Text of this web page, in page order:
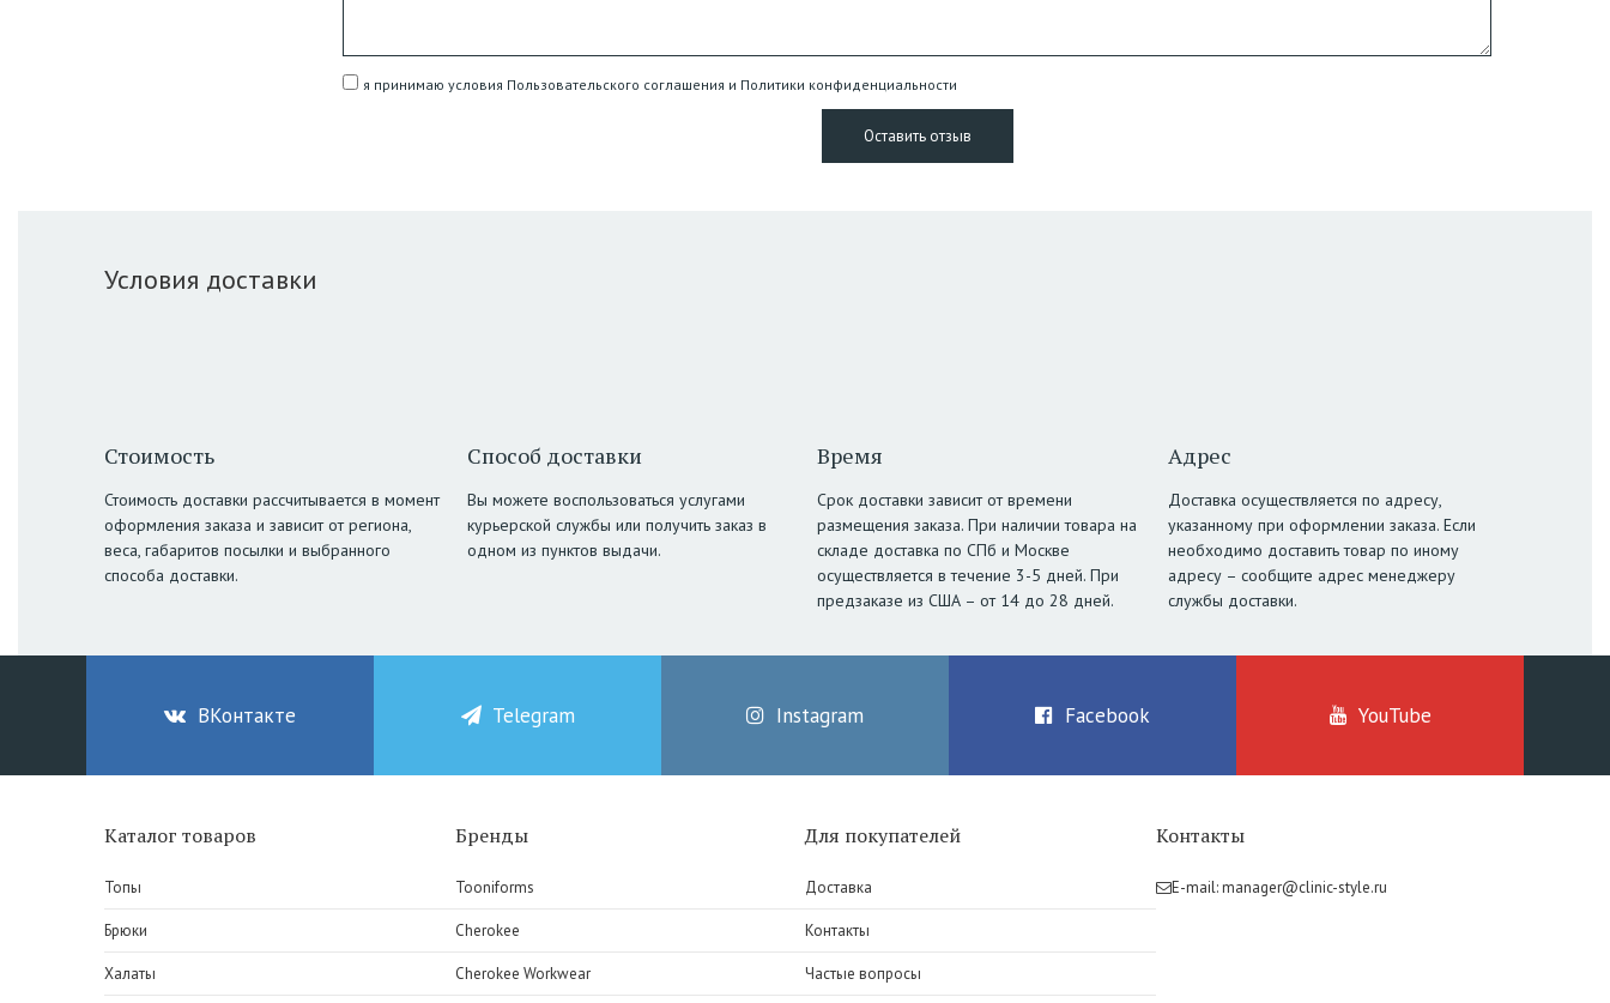
я принимаю условия Пользовательского соглашения и Политики конфиденциальности
Условия доставки
Стоимость
Стоимость доставки рассчитывается в момент
оформления заказа и зависит от региона,
веса, габаритов посылки и выбранного
способа доставки.
Способ доставки
Вы можете воспользоваться услугами
курьерской службы или получить заказ в
одном из пунктов выдачи.
Время
Срок доставки зависит от времени
размещения заказа. При наличии товара на
складе доставка по СПб и Москве
осуществляется в течение 3-5 дней. При
предзаказе из США – от 14 до 28 дней.
Адрес
Доставка осуществляется по адресу,
указанному при оформлении заказа. Если
необходимо доставить товар по иному
адресу – сообщите адрес менеджеру
службы доставки.
ВКонтакте Telegram Instagram Facebook YouTube
Каталог товаров
Топы
Брюки
Халаты
Бренды
Tooniforms
Cherokee
Cherokee Workwear
Для покупателей
Доставка
Контакты
Частые вопросы
Контакты
E-mail:manager@clinic-style.ru